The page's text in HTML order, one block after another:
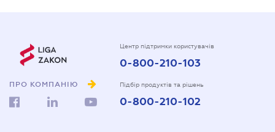
ПРО КОМПАНІЮ
Центр підтримки користувачів
0-800-210-103
Підбір продуктів та рішень
0-800-210-102